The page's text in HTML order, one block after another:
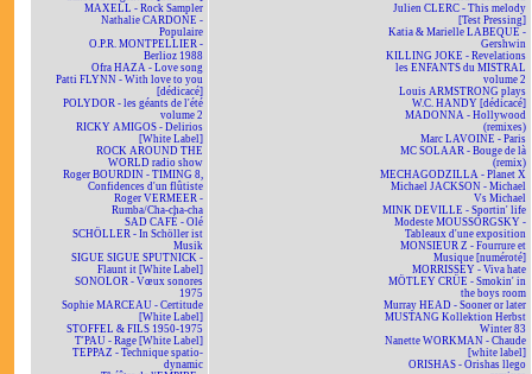
MAXELL - Rock Sampler
Nathalie CARDONE -
Populaire
O.P.R. MONTPELLIER -
Berlioz 1988
Ofra HAZA - Love song
Patti FLYNN - With love to you
[dédicacé]
POLYDOR - les géants de l'été
volume 2
RICKY AMIGOS - Delirios
[White Label]
ROCK AROUND THE
WORLD radio show
Roger BOURDIN - TIMING 8,
Confidences d'un flûtiste
Roger VERMEER -
Rumba/Cha-cha-cha
SAD CAFÉ - Olé
SCHÖLLER - In Schöller ist
Musik
SIGUE SIGUE SPUTNICK -
Flaunt it [White Label]
SONOLOR - Vœux sonores
1975
Sophie MARCEAU - Certitude
[White Label]
STOFFEL & FILS 1950-1975
T'PAU - Rage [White Label]
TEPPAZ - Technique spatio-
dynamic
Julien CLERC - This melody
[Test Pressing]
Katia & Marielle LABEQUE -
Gershwin
KILLING JOKE - Revelations
les ENFANTS du MISTRAL
volume 2
Louis ARMSTRONG plays
W.C. HANDY [dédicacé]
MADONNA - Hollywood
(remixes)
Marc LAVOINE - Paris
MC SOLAAR - Bouge de là
(remix)
MECHAGODZILLA - Planet X
Michael JACKSON - Michael
Vs Michael
MINK DEVILLE - Sportin' life
Modeste MOUSSORGSKY -
Tableaux d'une exposition
MONSIEUR Z - Fourrure et
Musique [numéroté]
MORRISSEY - Viva hate
MÖTLEY CRÜE - Smokin' in
the boys room
Murray HEAD - Sooner or later
MUSTANG Kollektion Herbst
Winter 83
Nanette WORKMAN - Chaude
[white label]
ORISHAS - Orishas llego